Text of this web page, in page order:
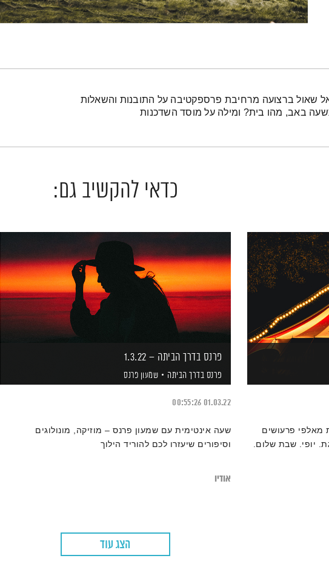
שאול ברצועה מרחיבת פרספקטיבה על התובנות והשאלות
באב, מהו בית? ומילה על מוסד השדכנות
כדאי להקשיב גם:
מאלפי פרעושים
יופי. שבת שלום.
פרנס בדרך הביתה – 1.3.22
פרנס בדרך הביתה שמעון פרנס
01.03.22
00:55:26
שעה אינטימית עם שמעון פרנס – מוזיקה, מונולוגים
וסיפורים שיעזרו לכם להוריד הילוך
אודיו
הצג עוד